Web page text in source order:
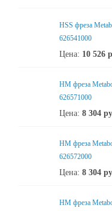
HSS фреза
626541000
Цена: 10 526
HM фреза
626571000
Цена: 8 304
HM фреза
626572000
Цена: 8 304
HM фреза